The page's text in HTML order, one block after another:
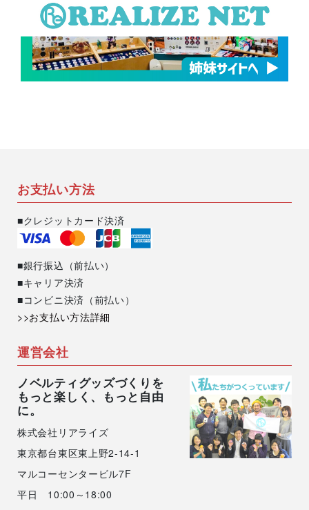
お支払い方法
■クレジットカード決済
■銀行振込（前払い）
■キャリア決済
■コンビニ決済（前払い）
>>お支払い方法詳細
運営会社
ノベルティグッズづくりを
もっと楽しく、もっと自由
に。
株式会社リアライズ
東京都台東区東上野2-14-1
マルコーセンタービル7F
平日 10:00～18:00